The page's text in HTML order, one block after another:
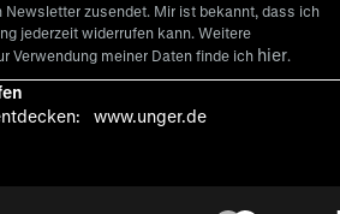
Newsletter zusendet. Mir ist bekannt, dass ich
jederzeit widerrufen kann. Weitere
Verwendung meiner Daten finde ich hier.
www.unger.de